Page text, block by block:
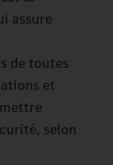
assure
de toutes
et
selon